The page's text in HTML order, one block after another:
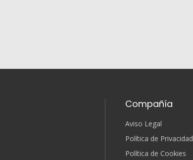
Compañía
Aviso Legal
Política de Privacidad
Política de Cookies